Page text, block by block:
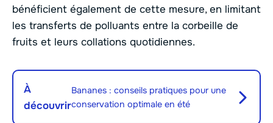
bénéficient également de cette mesure, en limitant
les transferts de polluants entre la corbeille de
fruits et leurs collations quotidiennes.
À
découvrir
Bananes : conseils pratiques pour une
conservation optimale en été